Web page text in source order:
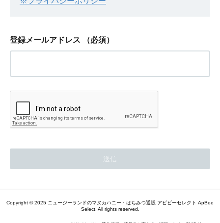
登録メールアドレス （必須）
Copyright © 2025 ニュージーランドのマヌカハニー・はちみつ通販 アピビーセレクト ApBee
Select. All rights reserved.